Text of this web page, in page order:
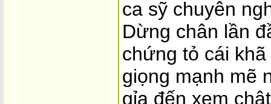
ca sỹ chuyên
Dừng chân lần
chứng tỏ cái
giọng mạnh mẽ
gỉa đến xem